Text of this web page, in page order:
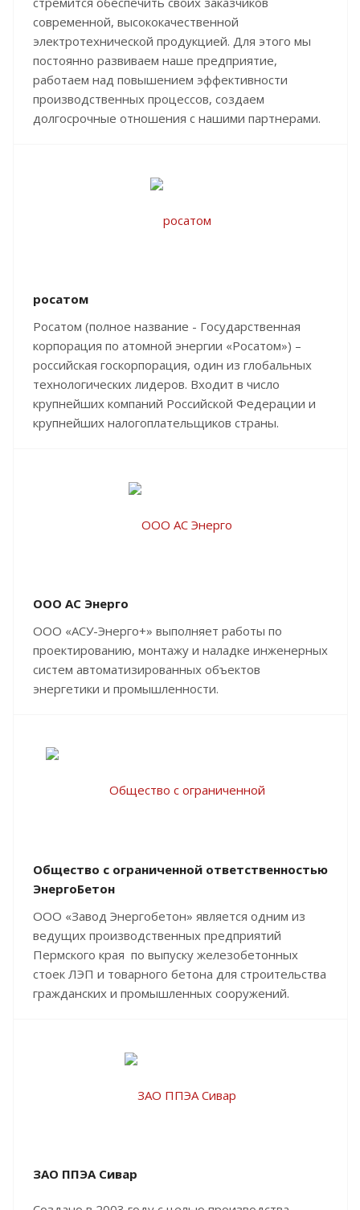
современной, высококачественной
электротехнической продукцией. Для этого мы
постоянно развиваем наше предприятие,
работаем над повышением эффективности
производственных процессов, создаем
долгосрочные отношения с нашими партнерами.
росатом
Росатом (полное название - Государственная
корпорация по атомной энергии «Росатом») –
российская госкорпорация, один из глобальных
технологических лидеров. Входит в число
крупнейших компаний Российской Федерации и
крупнейших налогоплательщиков страны.
ООО АС Энерго
ООО «АСУ-Энерго+» выполняет работы по
проектированию, монтажу и наладке инженерных
систем автоматизированных объектов
энергетики и промышленности.
Общество с ограниченной ответственностью
ЭнергоБетон
ООО «Завод Энергобетон» является одним из
ведущих производственных предприятий
Пермского края по выпуску железобетонных
стоек ЛЭП и товарного бетона для строительства
гражданских и промышленных сооружений.
ЗАО ППЭА Сивар